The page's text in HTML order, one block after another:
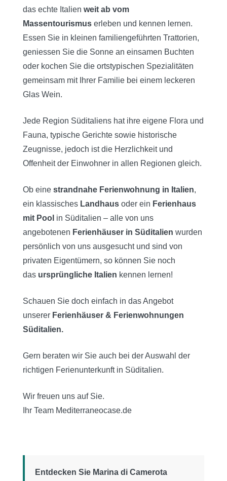
das echte Italien weit ab vom
Massentourismus erleben und kennen lernen.
Essen Sie in kleinen familiengeführten Trattorien,
geniessen Sie die Sonne an einsamen Buchten
oder kochen Sie die ortstypischen Spezialitäten
gemeinsam mit Ihrer Familie bei einem leckeren
Glas Wein.
Jede Region Süditaliens hat ihre eigene Flora und
Fauna, typische Gerichte sowie historische
Zeugnisse, jedoch ist die Herzlichkeit und
Offenheit der Einwohner in allen Regionen gleich.
Ob eine strandnahe Ferienwohnung in Italien,
ein klassisches Landhaus oder ein Ferienhaus
mit Pool in Süditalien – alle von uns
angebotenen Ferienhäuser in Süditalien wurden
persönlich von uns ausgesucht und sind von
privaten Eigentümern, so können Sie noch
das ursprüngliche Italien kennen lernen!
Schauen Sie doch einfach in das Angebot
unserer Ferienhäuser & Ferienwohnungen
Süditalien.
Gern beraten wir Sie auch bei der Auswahl der
richtigen Ferienunterkunft in Süditalien.
Wir freuen uns auf Sie.
Ihr Team Mediterraneocase.de
Entdecken Sie Marina di Camerota